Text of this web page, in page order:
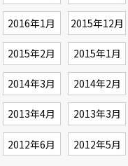
2016年1月 2015年12月
2015年2月 2015年1月
2014年3月 2014年2月
2013年4月 2013年3月
2012年6月 2012年5月